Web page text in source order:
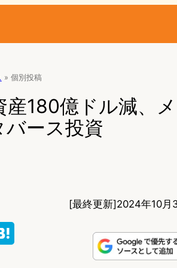
» 個別投稿
180億ドル減、
ース投資
[最終更新]2024年10月